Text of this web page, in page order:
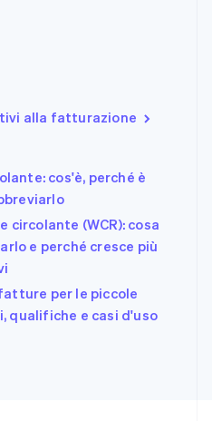
alla fatturazione
cos'è, perché è
circolante (WCR): cosa
e perché cresce più
per le piccole
qualifiche e casi d'uso